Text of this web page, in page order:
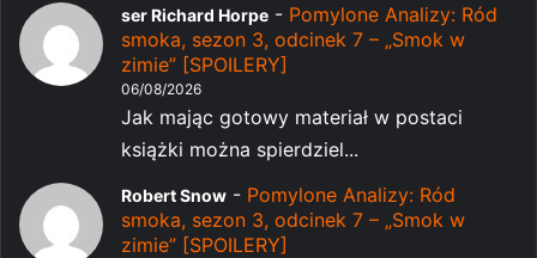
ser Richard Horpe - Pomylone Analizy: Ród
smoka, sezon 3, odcinek 7 – „Smok w
zimie” [SPOILERY]
06/08/2026
Jak mając gotowy materiał w postaci
książki można spierdziel...
Robert Snow - Pomylone Analizy: Ród
smoka, sezon 3, odcinek 7 – „Smok w
zimie” [SPOILERY]